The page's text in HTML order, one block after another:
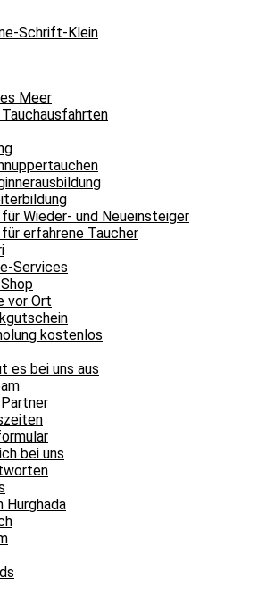
Meer
Wieder- und Neueinsteiger
erfahrene Taucher
Services
vor Ort
kostenlos
es bei uns aus
bei uns
Hurghada